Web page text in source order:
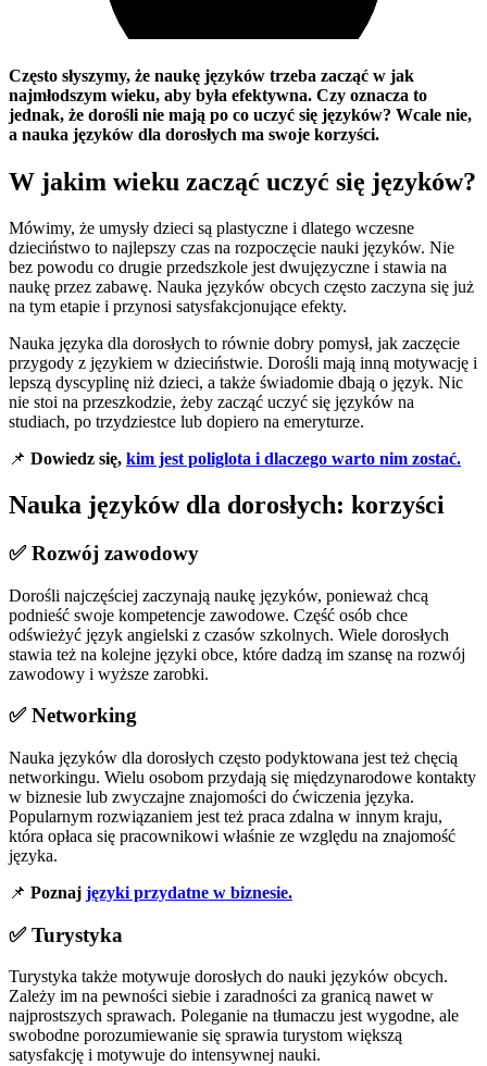
Często słyszymy, że naukę języków trzeba zacząć w jak
najmłodszym wieku, aby była efektywna. Czy oznacza to
jednak, że dorośli nie mają po co uczyć się języków? Wcale nie,
a nauka języków dla dorosłych ma swoje korzyści.
W jakim wieku zacząć uczyć się języków?
Mówimy, że umysły dzieci są plastyczne i dlatego wczesne
dzieciństwo to najlepszy czas na rozpoczęcie nauki języków. Nie
bez powodu co drugie przedszkole jest dwujęzyczne i stawia na
naukę przez zabawę. Nauka języków obcych często zaczyna się już
na tym etapie i przynosi satysfakcjonujące efekty.
Nauka języka dla dorosłych to równie dobry pomysł, jak zaczęcie
przygody z językiem w dzieciństwie. Dorośli mają inną motywację i
lepszą dyscyplinę niż dzieci, a także świadomie dbają o język. Nic
nie stoi na przeszkodzie, żeby zacząć uczyć się języków na
studiach, po trzydziestce lub dopiero na emeryturze.
📌 Dowiedz się, kim jest poliglota i dlaczego warto nim zostać.
Nauka języków dla dorosłych: korzyści
✅ Rozwój zawodowy
Dorośli najczęściej zaczynają naukę języków, ponieważ chcą
podnieść swoje kompetencje zawodowe. Część osób chce
odświeżyć język angielski z czasów szkolnych. Wiele dorosłych
stawia też na kolejne języki obce, które dadzą im szansę na rozwój
zawodowy i wyższe zarobki.
✅ Networking
Nauka języków dla dorosłych często podyktowana jest też chęcią
networkingu. Wielu osobom przydają się międzynarodowe kontakty
w biznesie lub zwyczajne znajomości do ćwiczenia języka.
Popularnym rozwiązaniem jest też praca zdalna w innym kraju,
która opłaca się pracownikowi właśnie ze względu na znajomość
języka.
📌 Poznaj języki przydatne w biznesie.
✅ Turystyka
Turystyka także motywuje dorosłych do nauki języków obcych.
Zależy im na pewności siebie i zaradności za granicą nawet w
najprostszych sprawach. Poleganie na tłumaczu jest wygodne, ale
swobodne porozumiewanie się sprawia turystom większą
satysfakcję i motywuje do intensywnej nauki.